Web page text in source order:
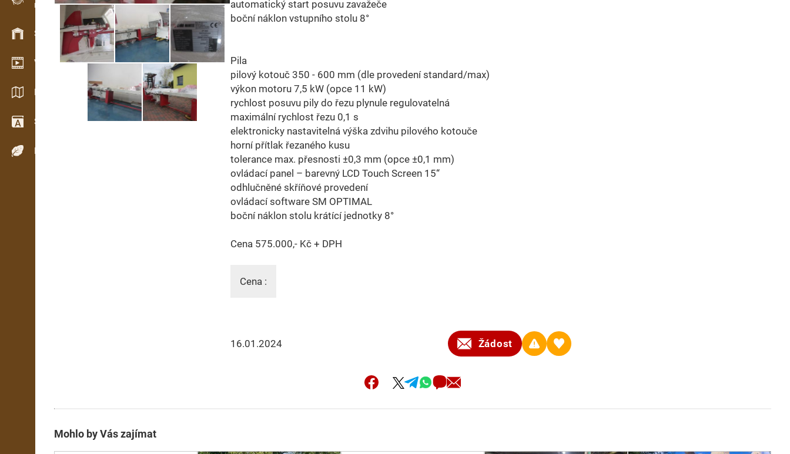
Evidence dřeva v terénu
Skladové hospodářství
Video showroom
Katalogy / Brožury
Slovník
Dřeviny
automatický start posuvu zavažeče
boční náklon vstupního stolu 8°
Pila
pilový kotouč 350 - 600 mm (dle provedení standard/max)
výkon motoru 7,5 kW (opce 11 kW)
rychlost posuvu pily do řezu plynule regulovatelná
maximální rychlost řezu 0,1 s
elektronicky nastavitelná výška zdvihu pilového kotouče
horní přítlak řezaného kusu
tolerance max. přesnosti ±0,3 mm (opce ±0,1 mm)
ovládací panel – barevný LCD Touch Screen 15“
odhlučněné skříňové provedení
ovládací software SM OPTIMAL
boční náklon stolu krátící jednotky 8°
Cena 575.000,- Kč + DPH
Cena :
16.01.2024 Žádost
Mohlo by Vás zajímat